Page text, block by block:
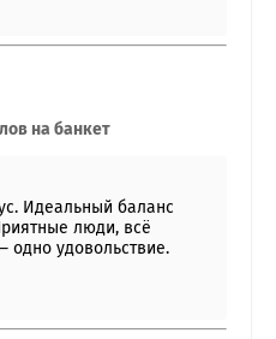
на банкет
Идеальный баланс
люди, всё
одно удовольствие.